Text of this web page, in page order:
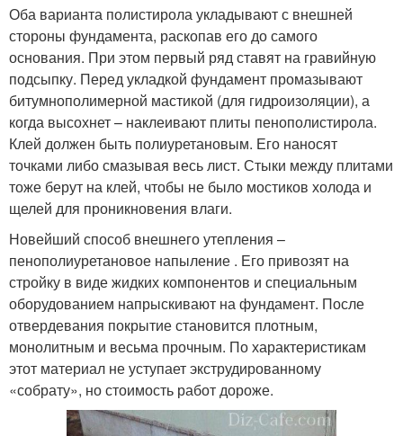
Оба варианта полистирола укладывают с внешней
стороны фундамента, раскопав его до самого
основания. При этом первый ряд ставят на гравийную
подсыпку. Перед укладкой фундамент промазывают
битумнополимерной мастикой (для гидроизоляции), а
когда высохнет – наклеивают плиты пенополистирола.
Клей должен быть полиуретановым. Его наносят
точками либо смазывая весь лист. Стыки между плитами
тоже берут на клей, чтобы не было мостиков холода и
щелей для проникновения влаги.
Новейший способ внешнего утепления –
пенополиуретановое напыление . Его привозят на
стройку в виде жидких компонентов и специальным
оборудованием напрыскивают на фундамент. После
отвердевания покрытие становится плотным,
монолитным и весьма прочным. По характеристикам
этот материал не уступает экструдированному
«собрату», но стоимость работ дороже.